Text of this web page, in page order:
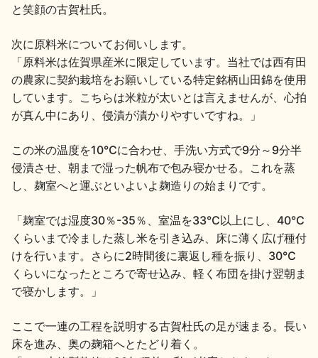
と笑顔の古賀杜氏。
次に原料米についてお伺いします。
「原料米は佐賀県産米に限定しています。当社では西有田
の農家に契約栽培をお願いしている特定銘柄山田錦を使用
しています。こちらは米粒が太いとは言えませんが、心拍
が真ん中にあり、侵漬が漬かりやすいですね。」
この米の温度を10℃に合わせ、手洗い方式で9分～9分半
侵漬させ、朝まで湿った帆布で包み寝かせる。これを蒸
し、麹室へと運ぶといよいよ麹造りの始まりです。
「麹室では湿度30％-35％、室温を33℃以上にし、40℃
くらいまで冷ました蒸し米を引き込み、床に薄く広げ種付
けを行います。さらに2時間後に裏返し種を振り、30℃
くらいになったところで寄せ込み、軽く布団を掛け翌朝ま
で寝かします。」
ここで一連の工程を説明する古賀杜氏の足が速まる。長い
床を進み、奥の麹箱へとたどり着く。